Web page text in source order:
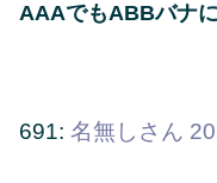
AAAでもABBバナ
691: 名無しさん